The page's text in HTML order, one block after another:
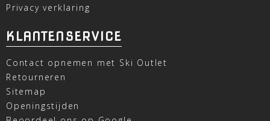
Privacy verklaring
KLANTENSERVICE
Contact opnemen met Ski Outlet
Retourneren
Sitemap
Openingstijden